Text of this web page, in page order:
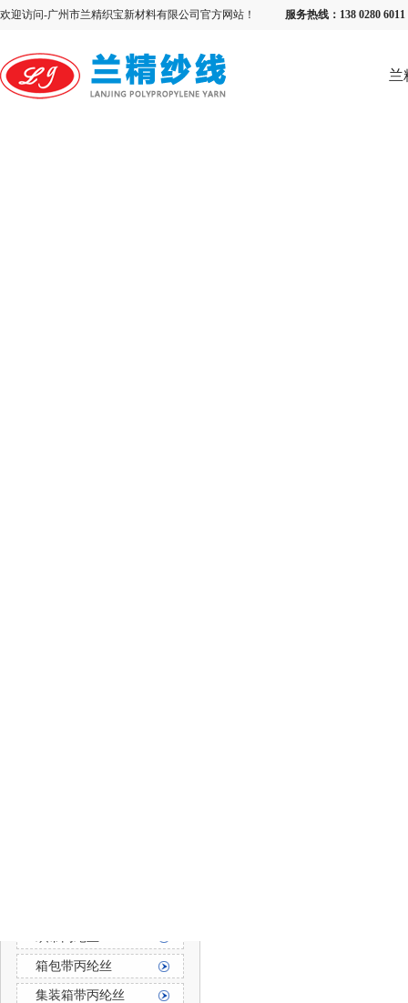
欢迎访问-广州市兰精织宝新材料有限公司官方网站！ 服务热线：138 0280
兰
箱包带丙纶丝
集装箱带丙纶丝